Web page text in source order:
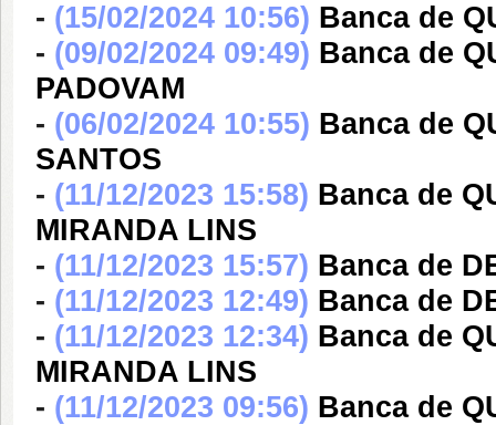
- (15/02/2024 10:56) Banca de
- (09/02/2024 09:49) Banca de
PADOVAM
- (06/02/2024 10:55) Banca de
SANTOS
- (11/12/2023 15:58) Banca de
MIRANDA LINS
- (11/12/2023 15:57) Banca de
- (11/12/2023 12:49) Banca de
- (11/12/2023 12:34) Banca de
MIRANDA LINS
- (11/12/2023 09:56) Banca de